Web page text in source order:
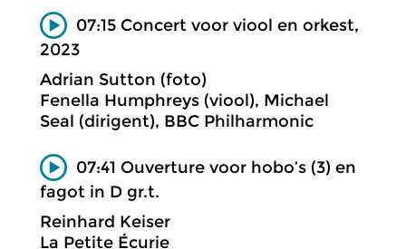
07:15 Concert voor viool en orkest,
2023
Adrian Sutton (foto)
Fenella Humphreys (viool), Michael
Seal (dirigent), BBC Philharmonic
07:41 Ouverture voor hobo’s (3) en
fagot in D gr.t.
Reinhard Keiser
La Petite Écurie